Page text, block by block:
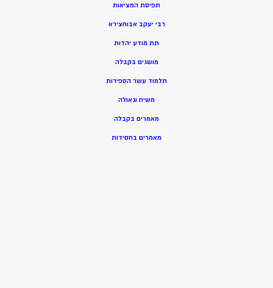
תפיסת המציאות
רבי יעקב אבוחצירא
תת מודע יהדות
מושגים בקבלה
תלמוד עשר הספירות
משיח וגאולה
מאמרים בקבלה
מאמרים בחסידות